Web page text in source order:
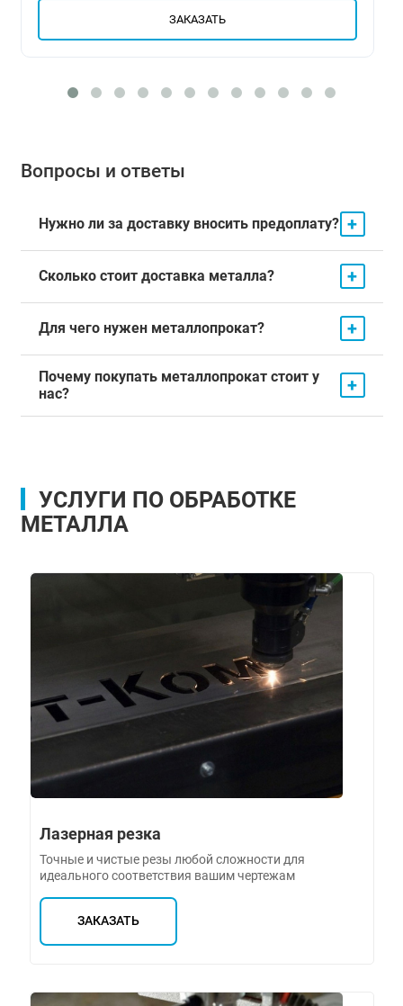
ЗАКАЗАТЬ
Вопросы и ответы
Нужно ли за доставку вносить предоплату? +
Сколько стоит доставка металла? +
Для чего нужен металлопрокат? +
Почему покупать металлопрокат стоит у
нас?
+
УСЛУГИ ПО ОБРАБОТКЕ
МЕТАЛЛА
Лазерная резка
Точные и чистые резы любой сложности для
идеального соответствия вашим чертежам
ЗАКАЗАТЬ